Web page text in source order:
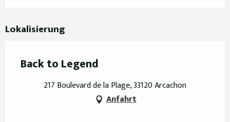
Lokalisierung
Back to Legend
217 Boulevard de la Plage, 33120 Arcachon
Anfahrt